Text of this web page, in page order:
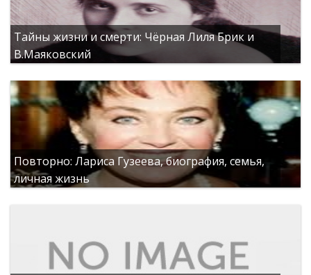
Тайны жизни и смерти: Чёрная Лиля Брик и
В.Маяковский
Повторно: Лариса Гузеева, биография, семья,
личная жизнь